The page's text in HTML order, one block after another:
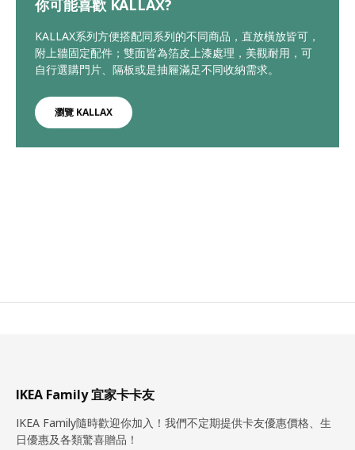
你可能喜歡 KALLAX?
KALLAX系列方便搭配同系列的不同商品，直放橫放皆可，
附上牆固定配件；雙面皆為箔皮上漆處理，美觀耐用，可
自行選購門片、隔板或是抽屜滿足不同收納需求。
瀏覽 KALLAX
IKEA Family 宜家卡卡友
IKEA Family隨時歡迎你加入！我們不定期提供卡友優惠價格、生
日優惠及各類驚喜贈品！